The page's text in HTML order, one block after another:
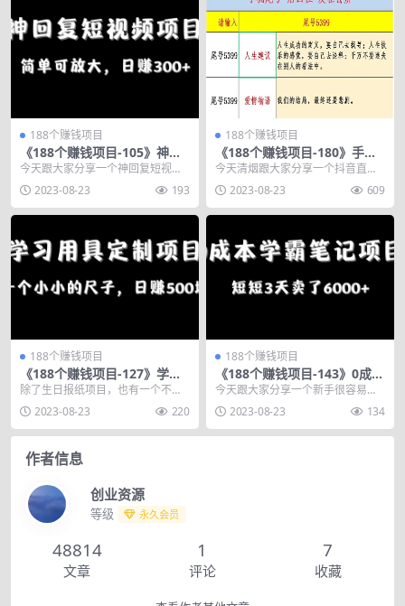
188个赚钱项目
《188个赚钱项目-105》神回
复短视频项目，简单可放大，
今天跟大家分享一个神回复短视频
项目，非常简单而且可以放大操
作，日赚300+不是问...
2023-08-23 193
188个赚钱项目
《188个赚钱项目-180》手机
尾号测试评分项目，短视频直
今天清烟跟大家分享一个抖音直播
手机尾号测试评分项目，只要在我
们准备好的脚本里，输...
2023-08-23 609
188个赚钱项目
《188个赚钱项目-127》学习
用具定制项目，一个小小的尺
子，日赚500块
除了生日报纸项目，也有一个不错
的定制项目，用户群体非常的大，
大多数以宝妈，老师和...
2023-08-23 220
188个赚钱项目
《188个赚钱项目-143》0成本
学霸笔记项目，短短3天卖了6
000+
今天跟大家分享一个新手很容易解
除到并去做的一个项目，不管是在
哪个行业的，做副业都...
2023-08-23 134
作者信息
创业资源
等级 永久会员
48814
文章
1
评论
7
收藏